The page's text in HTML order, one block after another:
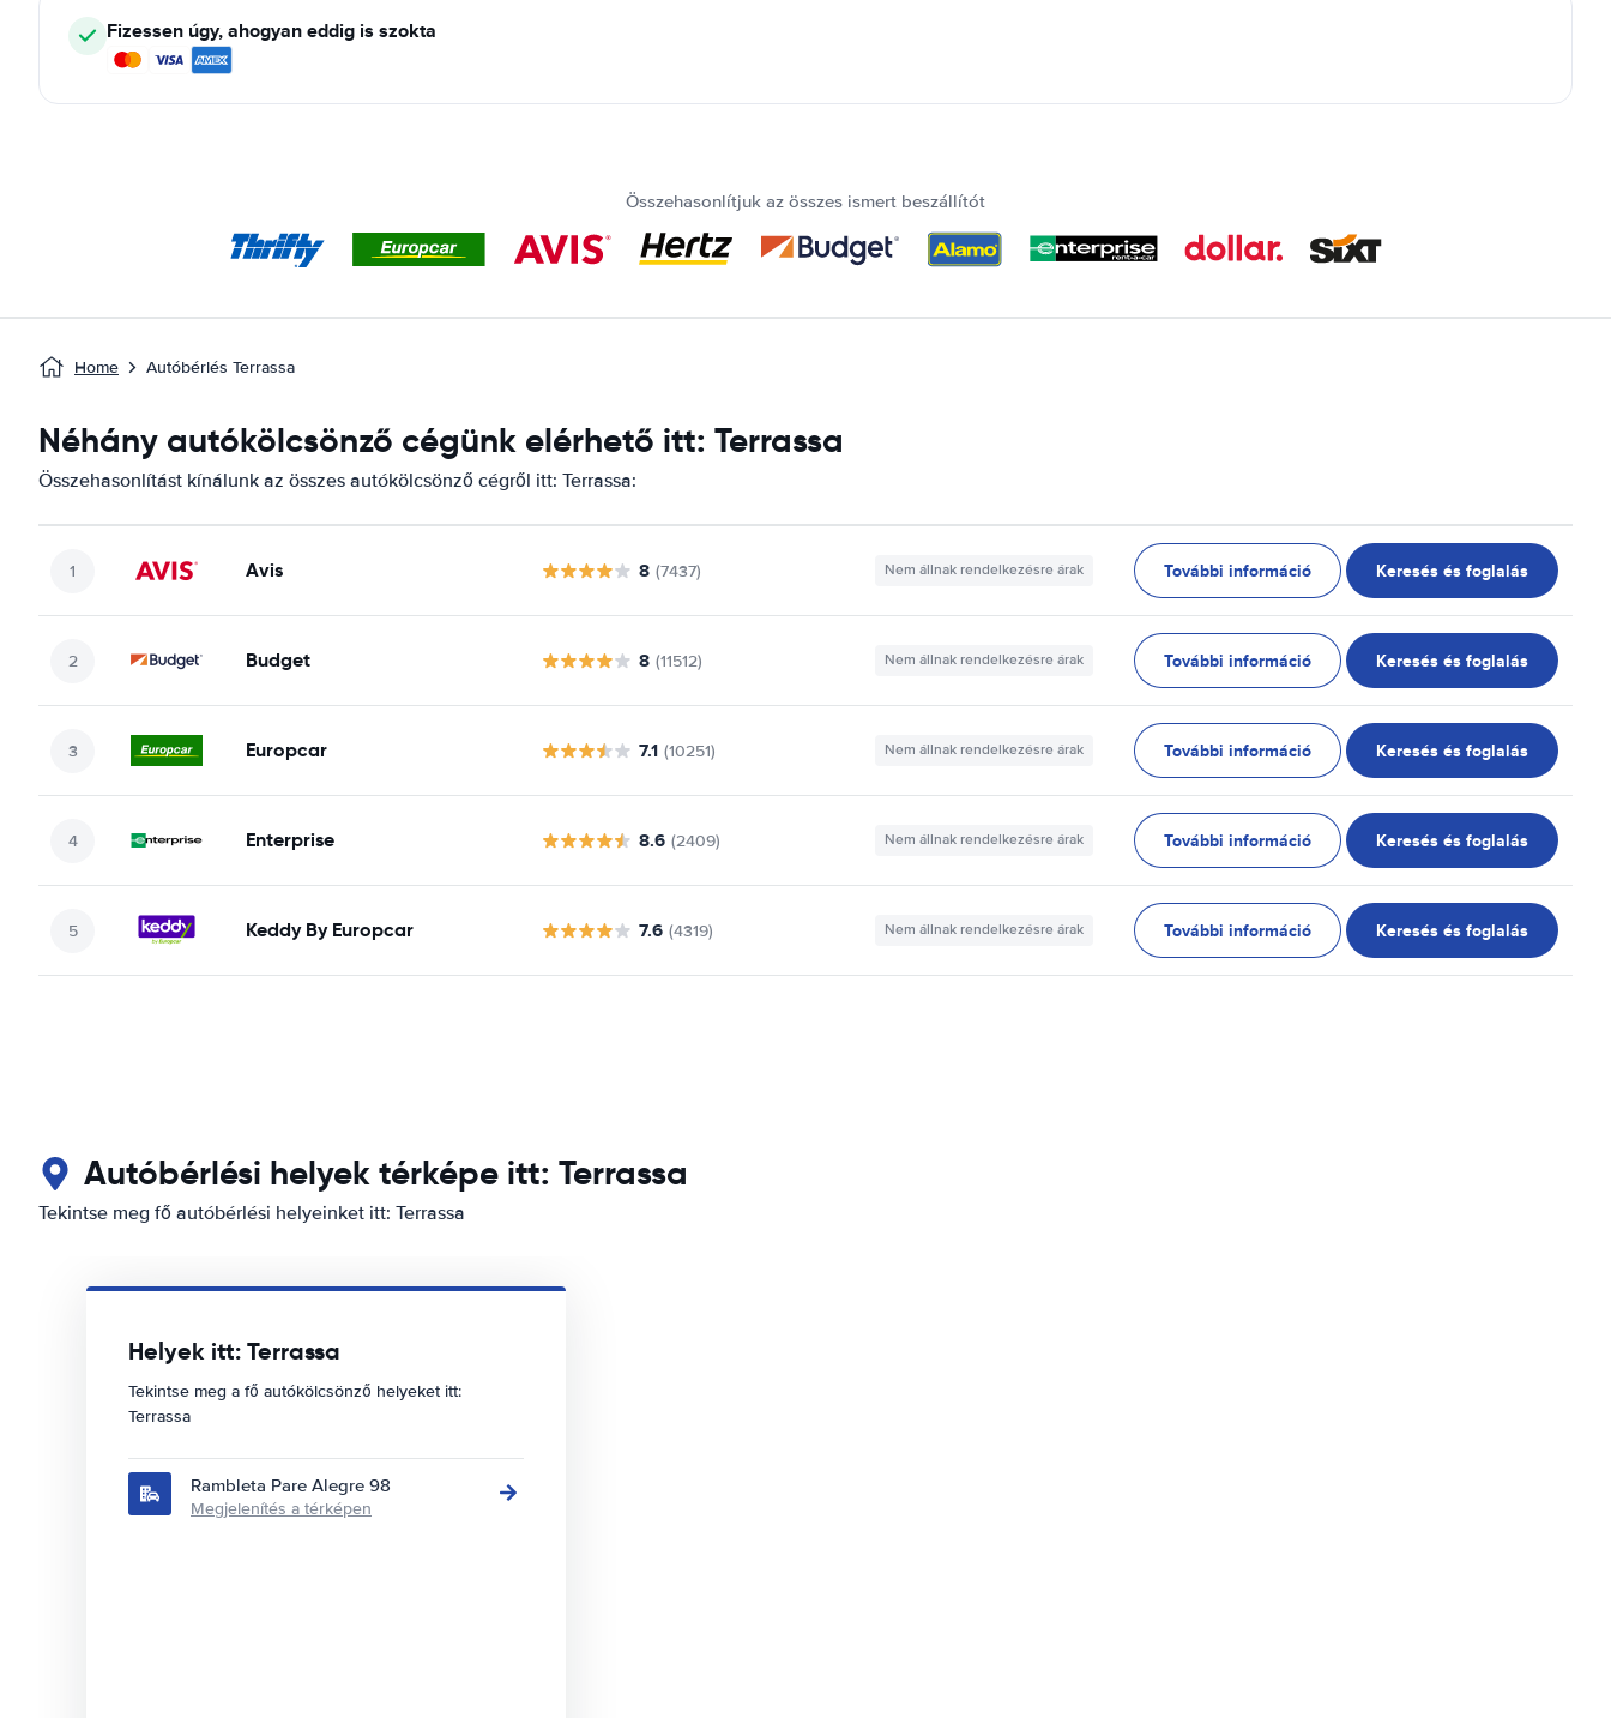
Fizessen úgy, ahogyan eddig is szokta
Összehasonlítjuk az összes ismert beszállítót
Home Autóbérlés Terrassa
Néhány autókölcsönző cégünk elérhető itt: Terrassa
Összehasonlítást kínálunk az összes autókölcsönző cégről itt: Terrassa:
Avis 8 (7437) Nem állnak rendelkezésre árak További információ Keresés és foglalás
Budget 8 (11512) Nem állnak rendelkezésre árak További információ Keresés és foglalás
Europcar 7.1 (10251) Nem állnak rendelkezésre árak További információ Keresés és foglalás
Enterprise 8.6 (2409) Nem állnak rendelkezésre árak További információ Keresés és foglalás
Keddy By Europcar 7.6 (4319) Nem állnak rendelkezésre árak További információ Keresés és foglalás
Autóbérlési helyek térképe itt: Terrassa
Tekintse meg fő autóbérlési helyeinket itt: Terrassa
Helyek itt: Terrassa
Tekintse meg a fő autókölcsönző helyeket itt:
Terrassa
Rambleta Pare Alegre 98
Megjelenítés a térképen